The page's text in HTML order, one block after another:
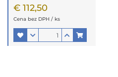
€ 112,50
Cena bez DPH / ks